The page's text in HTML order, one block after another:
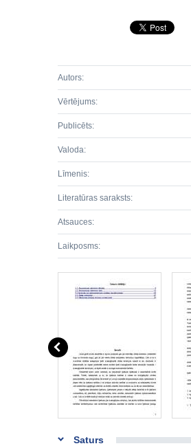
Autors:
Vērtējums:
Publicēts:
Valoda:
Līmenis:
Literatūras saraksts:
Atsauces:
Laikposms:
Saturs